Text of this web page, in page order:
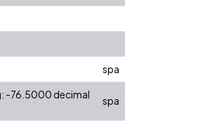
spa
-76.5000 decimal
spa